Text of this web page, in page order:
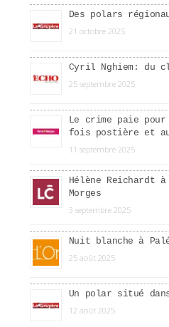
Des polars
21 octobre 2025
Cyril Nghiem: du
25 septembre 2025
Le crime paie
fois postière et
11 septembre 2025
Hélène Reichardt
Morges
3 septembre 2025
Nuit blanche à
25 août 2025
Un polar situé
12 août 2025